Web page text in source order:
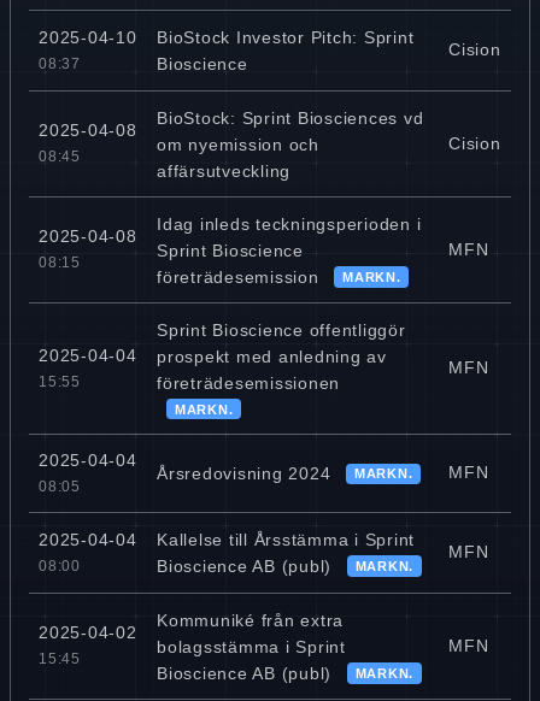
2025-04-10
08:37
BioStock Investor Pitch: Sprint
Bioscience
Cision
2025-04-08
08:45
BioStock: Sprint Biosciences vd
om nyemission och
affärsutveckling
Cision
2025-04-08
08:15
Idag inleds teckningsperioden i
Sprint Bioscience
företrädesemission
MARKN.
MFN
2025-04-04
15:55
Sprint Bioscience offentliggör
prospekt med anledning av
företrädesemissionen
MARKN.
MFN
2025-04-04
08:05
Årsredovisning 2024 MARKN. MFN
2025-04-04
08:00
Kallelse till Årsstämma i Sprint
Bioscience AB (publ)
MARKN.
MFN
2025-04-02
15:45
Kommuniké från extra
bolagsstämma i Sprint
Bioscience AB (publ)
MARKN.
MFN